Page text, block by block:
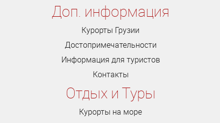
Доп. информация
Курорты Грузии
Достопримечательности
Информация для туристов
Контакты
Отдых и Туры
Курорты на море